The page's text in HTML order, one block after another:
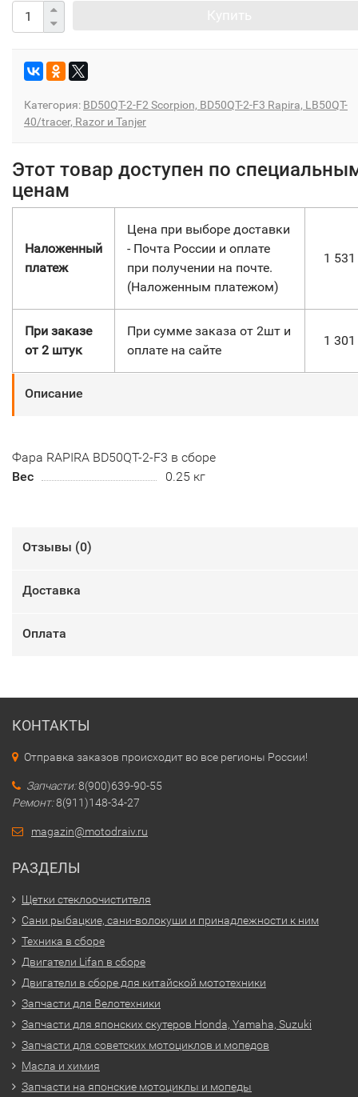
Категория: BD50QT-2-F2 Scorpion, BD50QT-2-F3 Rapira, LB50QT-
40/tracer, Razor и Tanjer
Этот товар доступен по
ценам
Наложенный
платеж
Цена при выборе доставки
- Почта России и оплате
при получении на почте.
(Наложенным платежом)
1 531
При заказе
от 2 штук
При сумме заказа от 2шт и
оплате на сайте
1 301
Описание
Фара RAPIRA BD50QT-2-F3 в сборе
Вес
0.25 кг
Отзывы (0)
Доставка
Оплата
КОНТАКТЫ
Отправка заказов происходит во все регионы России!
Запчасти:8(900)639-90-55
Ремонт:8(911)148-34-27
magazin@motodraiv.ru
РАЗДЕЛЫ
Щетки стеклоочистителя
Сани рыбацкие, сани-волокуши и принадлежности к ним
Техника в сборе
Двигатели Lifan в сборе
Двигатели в сборе для китайской мототехники
Запчасти для Велотехники
Запчасти для японских скутеров Honda, Yamaha, Suzuki
Запчасти для советских мотоциклов и мопедов
Масла и химия
Запчасти на японские мотоциклы и мопеды